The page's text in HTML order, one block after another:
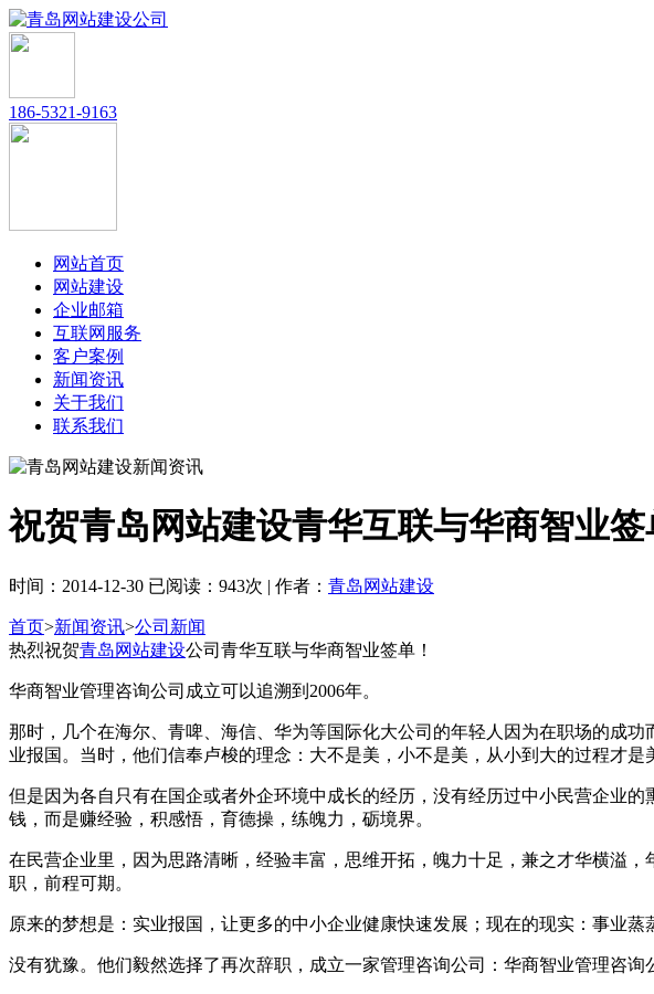
186-5321-9163
网站首页
网站建设
企业邮箱
互联网服务
客户案例
新闻资讯
关于我们
联系我们
祝贺青岛网站建设青华互联与华商智业签
时间：2014-12-30 已阅读：943次 | 作者： 青岛网站建设
首页>新闻资讯>公司新闻
热烈祝贺青岛网站建设公司青华互联与华商智业签单！
华商智业管理咨询公司成立可以追溯到2006年。
那时，几个在海尔、青啤、海信、华为等国际化大公司的年轻人因为在职场的成
业报国。当时，他们信奉卢梭的理念：大不是美，小不是美，从小到大的过程才是
但是因为各自只有在国企或者外企环境中成长的经历，没有经历过中小民营企业
钱，而是赚经验，积感悟，育德操，练魄力，砺境界。
在民营企业里，因为思路清晰，经验丰富，思维开拓，魄力十足，兼之才华横溢
职，前程可期。
原来的梦想是：实业报国，让更多的中小企业健康快速发展；现在的现实：事业
没有犹豫。他们毅然选择了再次辞职，成立一家管理咨询公司：华商智业管理咨